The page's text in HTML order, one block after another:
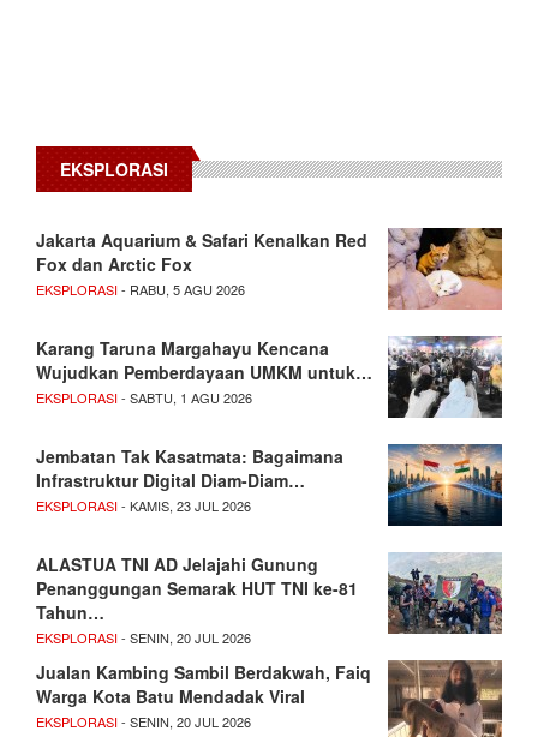
EKSPLORASI
Jakarta Aquarium & Safari Kenalkan Red
Fox dan Arctic Fox
EKSPLORASI- RABU, 5 AGU 2026
Karang Taruna Margahayu Kencana
Wujudkan Pemberdayaan UMKM untuk…
EKSPLORASI- SABTU, 1 AGU 2026
Jembatan Tak Kasatmata: Bagaimana
Infrastruktur Digital Diam-Diam…
EKSPLORASI- KAMIS, 23 JUL 2026
ALASTUA TNI AD Jelajahi Gunung
Penanggungan Semarak HUT TNI ke-81
Tahun…
EKSPLORASI- SENIN, 20 JUL 2026
Jualan Kambing Sambil Berdakwah, Faiq
Warga Kota Batu Mendadak Viral
EKSPLORASI- SENIN, 20 JUL 2026